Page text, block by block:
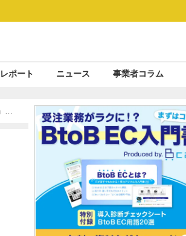
ポート ニュース 事業者コラム